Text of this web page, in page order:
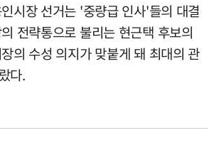
시장 선거는 '중량급 인사'들의 대결
전략통으로 불리는 현근택 후보의
의 수성 의지가 맞붙게 돼 최대의 관
다.